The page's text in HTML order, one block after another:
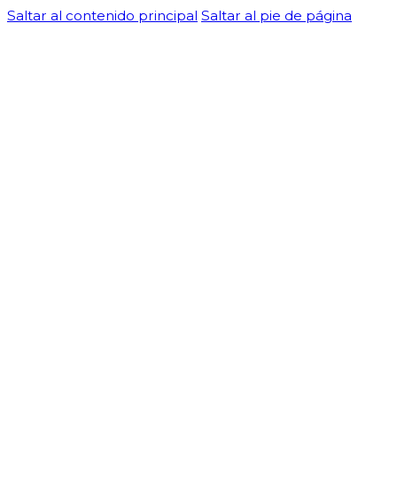
Saltar al contenido principal Saltar al pie de página